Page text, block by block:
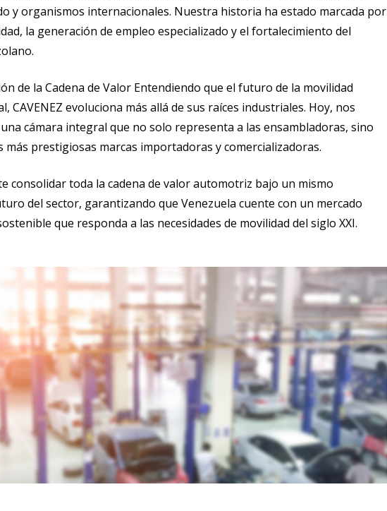
y organismos internacionales. Nuestra historia ha estado marcada por
la generación de empleo especializado y el fortalecimiento del
de la Cadena de Valor Entendiendo que el futuro de la movilidad
CAVENEZ evoluciona más allá de sus raíces industriales. Hoy, nos
cámara integral que no solo representa a las ensambladoras, sino
más prestigiosas marcas importadoras y comercializadoras.
consolidar toda la cadena de valor automotriz bajo un mismo
del sector, garantizando que Venezuela cuente con un mercado
que responda a las necesidades de movilidad del siglo XXI.